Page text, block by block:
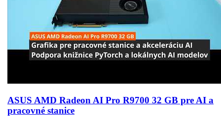
ASUS AMD Radeon AI Pro R9700 32 GB pre AI a
pracovné stanice